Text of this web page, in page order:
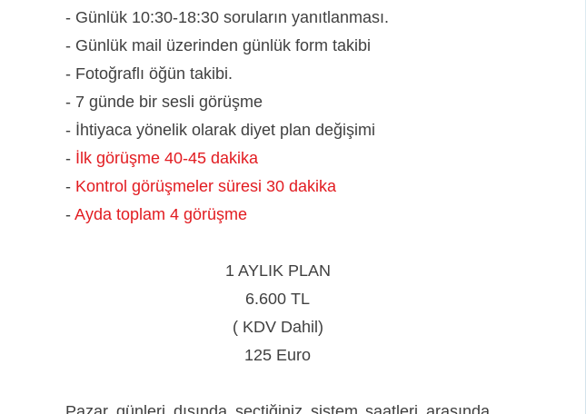
- Günlük 10:30-18:30 soruların yanıtlanması.
- Günlük mail üzerinden günlük form takibi
- Fotoğraflı öğün takibi.
- 7 günde bir sesli görüşme
- İhtiyaca yönelik olarak diyet plan değişimi
- İlk görüşme 40-45 dakika
- Kontrol görüşmeler süresi 30 dakika
-Ayda toplam 4 görüşme
1 AYLIK PLAN
6.600 TL
( KDV Dahil)
125 Euro